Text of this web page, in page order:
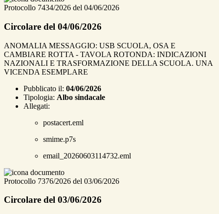
Protocollo 7434/2026 del 04/06/2026
Circolare del 04/06/2026
ANOMALIA MESSAGGIO: USB SCUOLA, OSA E
CAMBIARE ROTTA - TAVOLA ROTONDA: INDICAZIONI
NAZIONALI E TRASFORMAZIONE DELLA SCUOLA. UNA
VICENDA ESEMPLARE
Pubblicato il: 04/06/2026
Tipologia: Albo sindacale
Allegati:
postacert.eml
smime.p7s
email_20260603114732.eml
Protocollo 7376/2026 del 03/06/2026
Circolare del 03/06/2026